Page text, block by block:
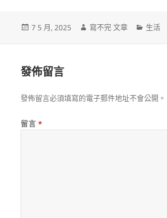
發
7 5 月, 2025
作
寫不完 文章
分
生活
發佈留言
發佈留言必須填寫的電子郵件地址不會公開。
留言 *